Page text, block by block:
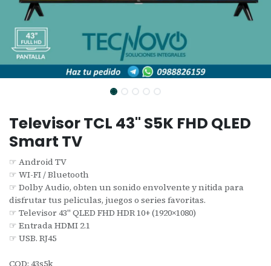
Televisor TCL 43" S5K FHD QLED
Smart TV
☞ Android TV
☞ WI-FI / Bluetooth
☞ Dolby Audio, obten un sonido envolvente y nitida para
disfrutar tus peliculas, juegos o series favoritas.
☞ Televisor 43" QLED FHD HDR 10+ (1920×1080)
☞ Entrada HDMI 2.1
☞ USB. RJ45
COD: 43s5k